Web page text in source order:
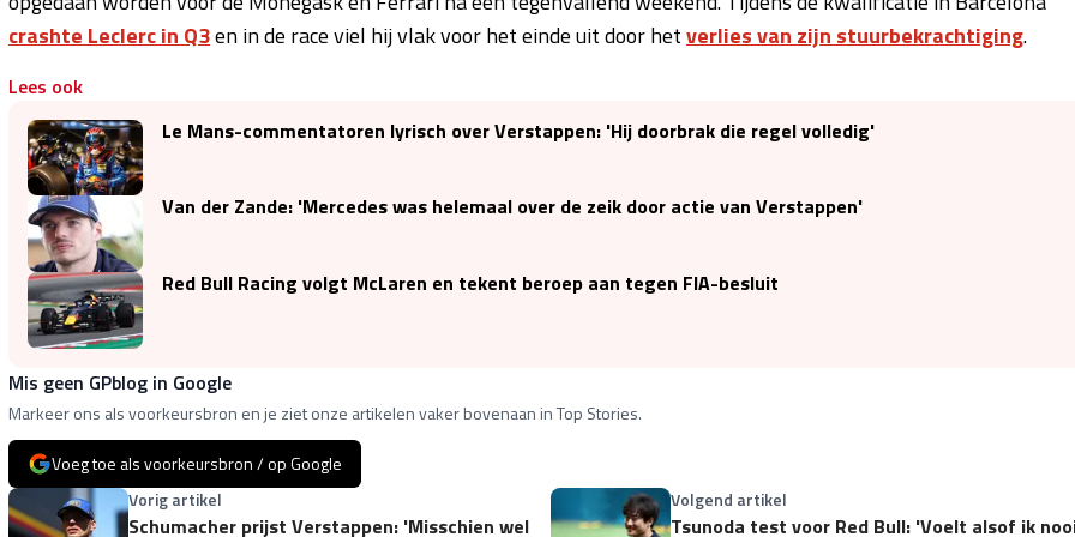
crashte Leclerc in Q3en in de race viel hij vlak voor het einde uit door hetverlies van zijn stuurbekrachtiging.
Lees ook
Le Mans-commentatoren lyrisch over Verstappen: 'Hij doorbrak die regel volledig'
Van der Zande: 'Mercedes was helemaal over de zeik door actie van Verstappen'
Red Bull Racing volgt McLaren en tekent beroep aan tegen FIA-besluit
Mis geen GPblog in Google
Markeer ons als voorkeursbron en je ziet onze artikelen vaker bovenaan in Top Stories.
Voeg toe als voorkeursbron / op Google
Vorig artikel
Schumacher prijst Verstappen: 'Misschien wel
Volgend artikel
Tsunoda test voor Red Bull: 'Voelt alsof ik